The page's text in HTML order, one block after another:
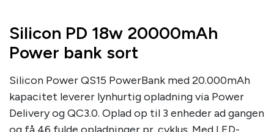
Silicon PD 18w 20000mAh
Power bank sort
Silicon Power QS15 PowerBank med 20.000mAh
kapacitet leverer lynhurtig opladning via Power
Delivery og QC3.0. Oplad op til 3 enheder ad gangen